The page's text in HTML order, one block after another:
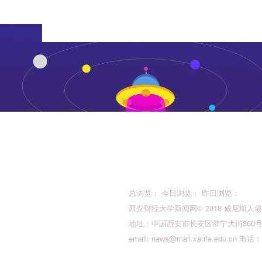
总浏览： 今日浏览： 昨日浏览：
西安财经大学新闻网© 2018 威尼斯人
地址：中国西安市长安区常宁大街360
email: news@mail.xaufe.edu.cn 电话